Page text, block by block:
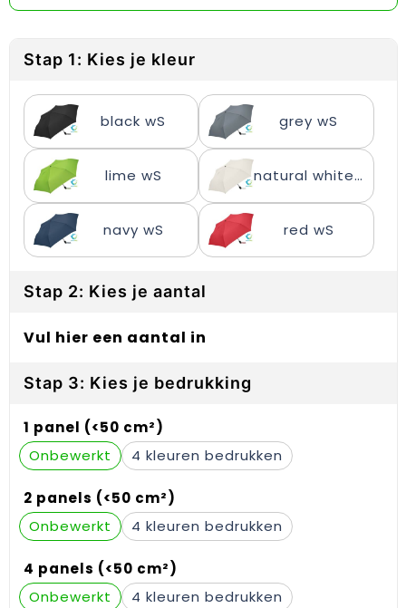
Schoenen
Schorten en Sloven
Sweaters
T-Shirts
Veiligheidsvesten en Veiligheidshesjes
Vesten
Werkkleding sets
Gehoorbescherming
Opbergtassen
Opvouwbare tassen
Papieren tassen
Picknicktassen en manden
Promotietassen
Reistassen
Rugzakken
Schoenentassen
Schoudertassen
Sporttassen
Strandtassen
Toilettassen
Sleutelhangers
PBM's
Handwaaiers
Zadelhoezen
Frisbees
Telefoonhoesjes
Spelden en buttons
Medailles en prijzen
Nekwarmers
Hoofdbanden
Caps, hoeden en mutsen
Yoga en sportmatten
Stap 1: Kies je kleur
black wS grey wS
lime wS natural white wS
navy wS red wS
Stap 2: Kies je aantal
Vul hier een aantal in
Stap 3: Kies je bedrukking
1 panel (<50 cm²)
Onbewerkt
4
2 panels (<50 cm²)
Onbewerkt
4
4 panels (<50 cm²)
Onbewerkt
4